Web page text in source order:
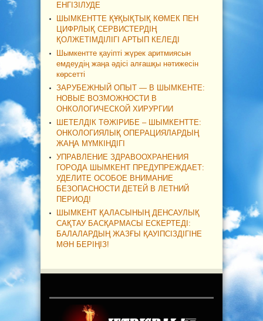
ЕНГІЗІЛУДЕ
ШЫМКЕНТТЕ ҚҰҚЫҚТЫҚ КӨМЕК ПЕН
ЦИФРЛЫҚ СЕРВИСТЕРДІҢ
ҚОЛЖЕТІМДІЛІГІ АРТЫП КЕЛЕДІ
Шымкентте қауіпті жүрек аритмиясын
емдеудің жаңа әдісі алғашқы нәтижесін
көрсетті
ЗАРУБЕЖНЫЙ ОПЫТ — В ШЫМКЕНТЕ:
НОВЫЕ ВОЗМОЖНОСТИ В
ОНКОЛОГИЧЕСКОЙ ХИРУРГИИ
ШЕТЕЛДІК ТӘЖІРИБЕ – ШЫМКЕНТТЕ:
ОНКОЛОГИЯЛЫҚ ОПЕРАЦИЯЛАРДЫҢ
ЖАҢА МҮМКІНДІГІ
УПРАВЛЕНИЕ ЗДРАВООХРАНЕНИЯ
ГОРОДА ШЫМКЕНТ ПРЕДУПРЕЖДАЕТ:
УДЕЛИТЕ ОСОБОЕ ВНИМАНИЕ
БЕЗОПАСНОСТИ ДЕТЕЙ В ЛЕТНИЙ
ПЕРИОД!
ШЫМКЕНТ ҚАЛАСЫНЫҢ ДЕНСАУЛЫҚ
САҚТАУ БАСҚАРМАСЫ ЕСКЕРТЕДІ:
БАЛАЛАРДЫҢ ЖАЗҒЫ ҚАУІПСІЗДІГІНЕ
МӘН БЕРІҢІЗ!